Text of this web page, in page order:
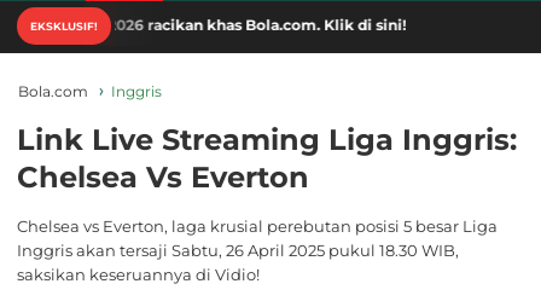
EKSKLUSIF!
racikan khas Bola.com. Klik di sini!
Bola.com Inggris
Link Live Streaming Liga Inggris:
Chelsea Vs Everton
Chelsea vs Everton, laga krusial perebutan posisi 5 besar Liga
Inggris akan tersaji Sabtu, 26 April 2025 pukul 18.30 WIB,
saksikan keseruannya di Vidio!